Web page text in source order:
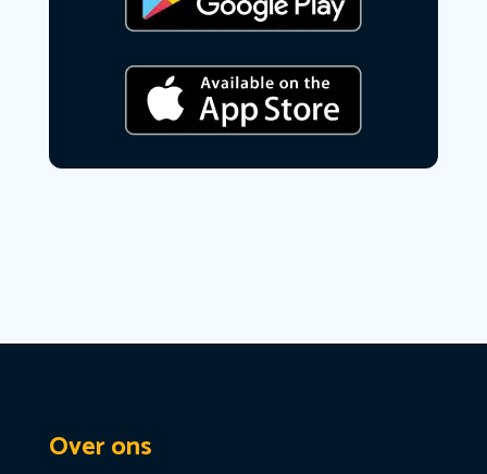
Over ons